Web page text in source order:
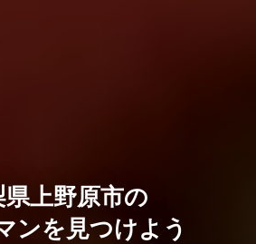
県上野原市の
ンを見つけよう